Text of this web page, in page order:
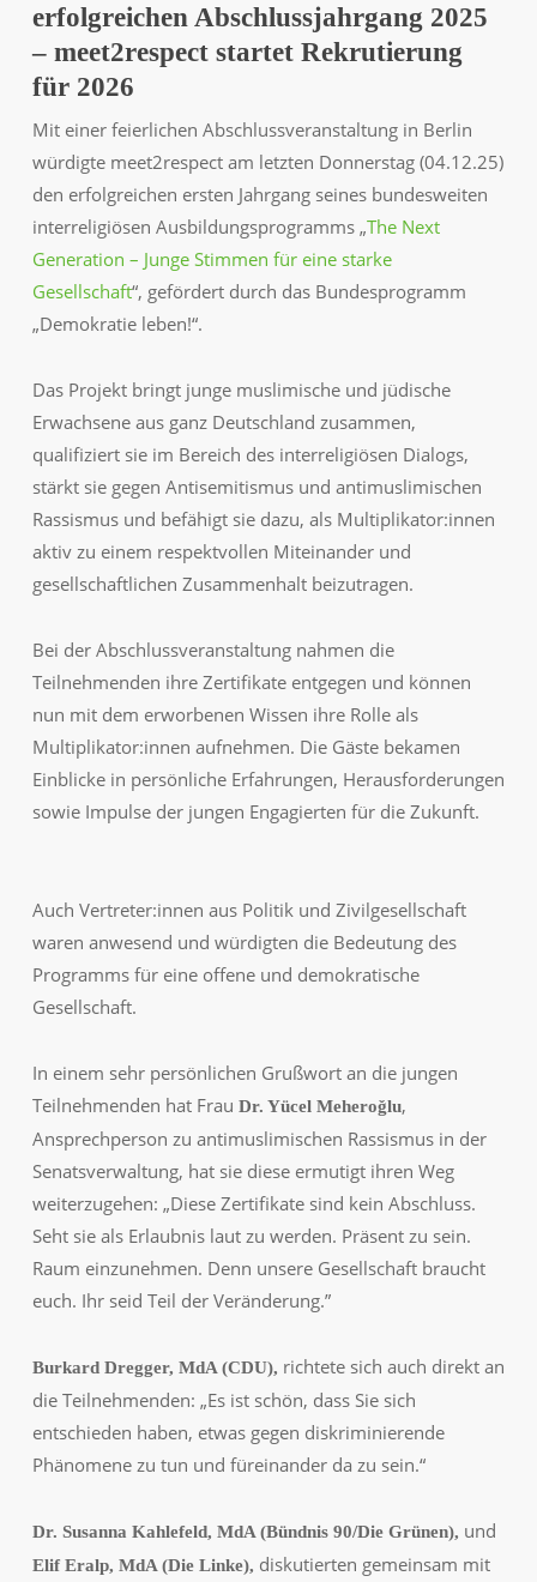
erfolgreichen Abschlussjahrgang 2025
– meet2respect startet Rekrutierung
für 2026
Mit einer feierlichen Abschlussveranstaltung in Berlin
würdigte meet2respect am letzten Donnerstag (04.12.25)
den erfolgreichen ersten Jahrgang seines bundesweiten
interreligiösen Ausbildungsprogramms „The Next
Generation – Junge Stimmen für eine starke
Gesellschaft“, gefördert durch das Bundesprogramm
„Demokratie leben!“.
Das Projekt bringt junge muslimische und jüdische
Erwachsene aus ganz Deutschland zusammen,
qualifiziert sie im Bereich des interreligiösen Dialogs,
stärkt sie gegen Antisemitismus und antimuslimischen
Rassismus und befähigt sie dazu, als Multiplikator:innen
aktiv zu einem respektvollen Miteinander und
gesellschaftlichen Zusammenhalt beizutragen.
Bei der Abschlussveranstaltung nahmen die
Teilnehmenden ihre Zertifikate entgegen und können
nun mit dem erworbenen Wissen ihre Rolle als
Multiplikator:innen aufnehmen. Die Gäste bekamen
Einblicke in persönliche Erfahrungen, Herausforderungen
sowie Impulse der jungen Engagierten für die Zukunft.
Auch Vertreter:innen aus Politik und Zivilgesellschaft
waren anwesend und würdigten die Bedeutung des
Programms für eine offene und demokratische
Gesellschaft.
In einem sehr persönlichen Grußwort an die jungen
Teilnehmenden hat Frau Dr. Yücel Meheroǧlu,
Ansprechperson zu antimuslimischen Rassismus in der
Senatsverwaltung, hat sie diese ermutigt ihren Weg
weiterzugehen: „Diese Zertifikate sind kein Abschluss.
Seht sie als Erlaubnis laut zu werden. Präsent zu sein.
Raum einzunehmen. Denn unsere Gesellschaft braucht
euch. Ihr seid Teil der Veränderung.”
Burkard Dregger, MdA (CDU), richtete sich auch direkt an
die Teilnehmenden: „Es ist schön, dass Sie sich
entschieden haben, etwas gegen diskriminierende
Phänomene zu tun und füreinander da zu sein.“
Dr. Susanna Kahlefeld, MdA (Bündnis 90/Die Grünen), und
Elif Eralp, MdA (Die Linke), diskutierten gemeinsam mit